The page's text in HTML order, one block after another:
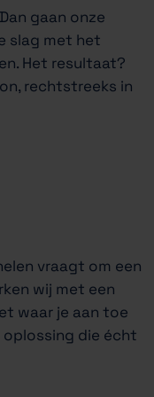
gaan onze
slag met het
Het resultaat?
rechtstreeks in
vraagt om een
wij met een
waar je aan toe
die écht